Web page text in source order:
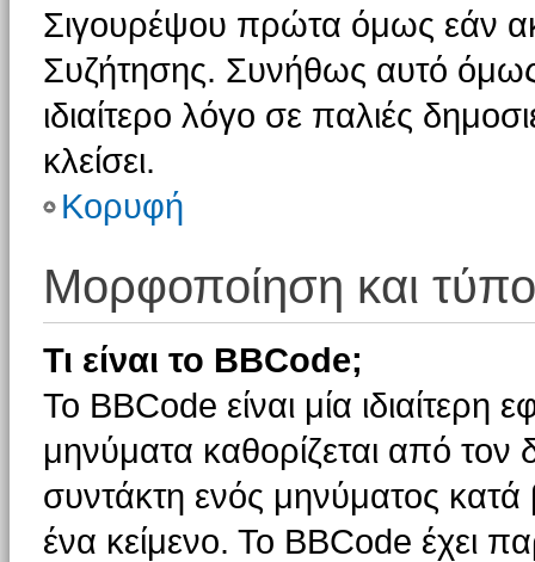
Σιγουρέψου πρώτα όμως εάν
Συζήτησης. Συνήθως αυτό όμως
ιδιαίτερο λόγο σε παλιές
κλείσει.
Κορυφή
Μορφοποίηση και
Τι είναι το BBCode;
Το BBCode είναι μία
μηνύματα καθορίζεται από τον
συντάκτη ενός μηνύματος
ένα κείμενο. Το BBCode έχει